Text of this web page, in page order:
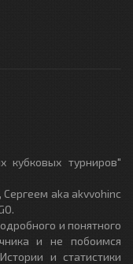
кубковых турниров"
aka akvvohinc
и понятного
и не побоимся
и статистики